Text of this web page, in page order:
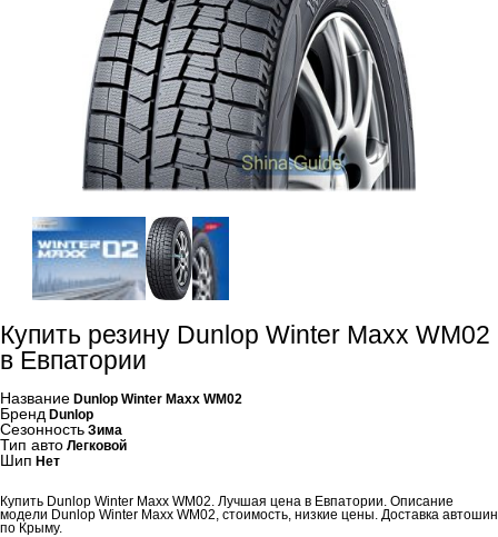
Купить резину Dunlop Winter Maxx WM02
в Евпатории
Название Dunlop Winter Maxx WM02
Бренд Dunlop
Сезонность Зима
Тип авто Легковой
Шип Нет
Купить Dunlop Winter Maxx WM02. Лучшая цена в Евпатории. Описание
модели Dunlop Winter Maxx WM02, стоимость, низкие цены. Доставка автошин
по Крыму.